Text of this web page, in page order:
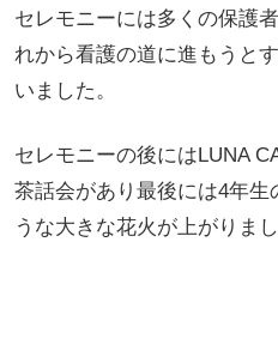
セレモニーには多くの保護
れから看護の道に進もうと
いました。
セレモニーの後にはLUNA
茶話会があり最後には4年生
うな大きな花火が上がりまし